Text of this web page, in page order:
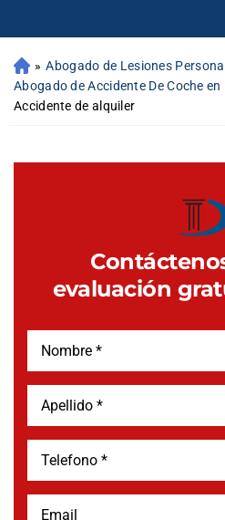
» Abogado de Lesiones
Abogado de Accidente De Coche
Accidente de alquiler
evaluación